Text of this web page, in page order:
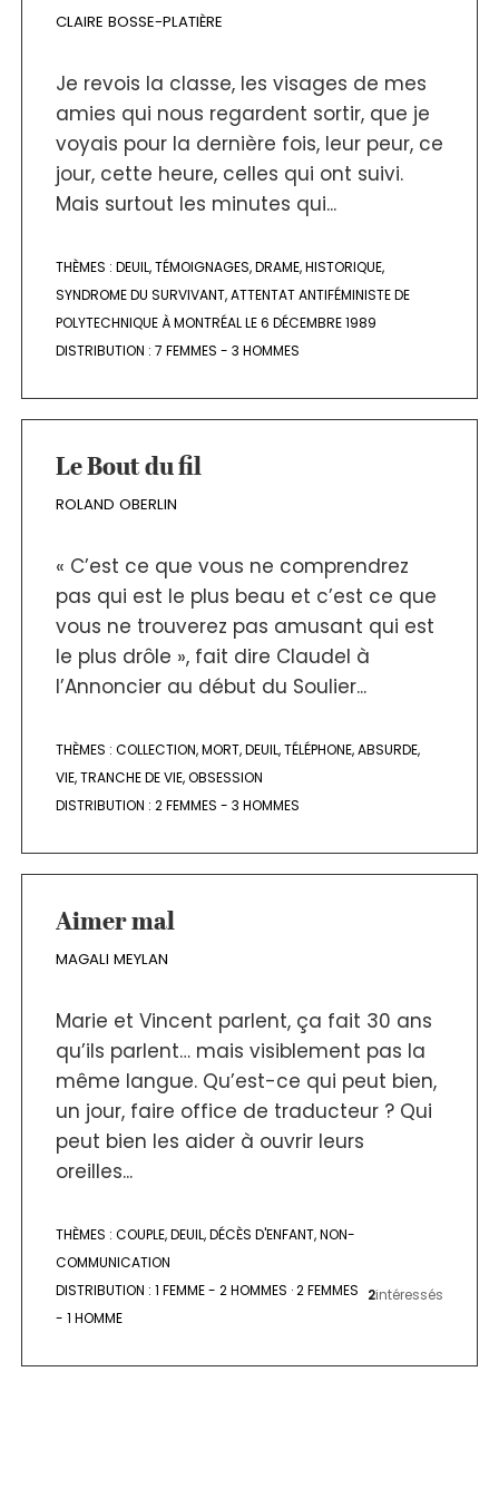
CLAIRE BOSSE-PLATIÈRE
Je revois la classe, les visages de mes
amies qui nous regardent sortir, que je
voyais pour la dernière fois, leur peur, ce
jour, cette heure, celles qui ont suivi.
Mais surtout les minutes qui...
THÈMES : DEUIL,TÉMOIGNAGES,DRAME,HISTORIQUE,
SYNDROME DU SURVIVANT,ATTENTAT ANTIFÉMINISTE DE
POLYTECHNIQUE À MONTRÉAL LE 6 DÉCEMBRE 1989
DISTRIBUTION : 7 FEMMES - 3 HOMMES
Le Bout du fil
ROLAND OBERLIN
« C’est ce que vous ne comprendrez
pas qui est le plus beau et c’est ce que
vous ne trouverez pas amusant qui est
le plus drôle », fait dire Claudel à
l’Annoncier au début du Soulier...
THÈMES : COLLECTION,MORT,DEUIL,TÉLÉPHONE,ABSURDE,
VIE,TRANCHE DE VIE,OBSESSION
DISTRIBUTION : 2 FEMMES - 3 HOMMES
Aimer mal
MAGALI MEYLAN
Marie et Vincent parlent, ça fait 30 ans
qu’ils parlent… mais visiblement pas la
même langue. Qu’est-ce qui peut bien,
un jour, faire office de traducteur ? Qui
peut bien les aider à ouvrir leurs
oreilles...
THÈMES : COUPLE,DEUIL,DÉCÈS D'ENFANT,NON-
COMMUNICATION
2intéressés
DISTRIBUTION : 1 FEMME - 2 HOMMES ·2 FEMMES
- 1 HOMME